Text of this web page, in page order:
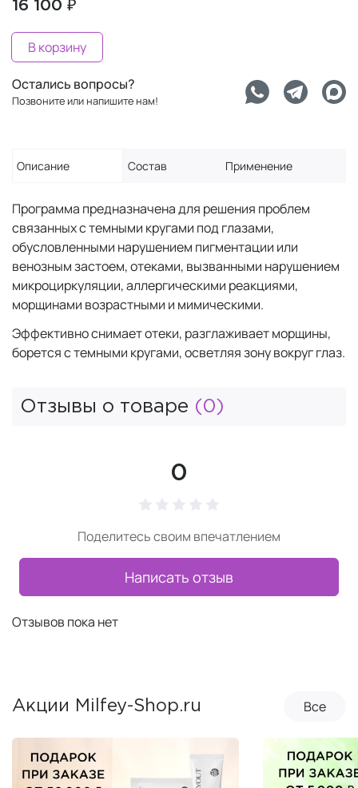
16 100 ₽
В корзину
Остались вопросы?
Позвоните или напишите нам!
Описание Состав Применение
Программа предназначена для решения проблем
связанных с темными кругами под глазами,
обусловленными нарушением пигментации или
венозным застоем, отеками, вызванными нарушением
микроциркуляции, аллергическими реакциями,
морщинами возрастными и мимическими.
Эффективно снимает отеки, разглаживает морщины,
борется с темными кругами, осветляя зону вокруг глаз.
Отзывы о товаре (0)
0
Поделитесь своим впечатлением
Написать отзыв
Отзывов пока нет
Акции Milfey-Shop.ru Все